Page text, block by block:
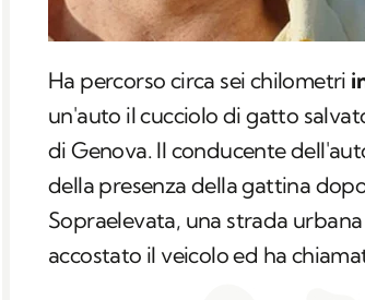
Ha percorso circa sei chilometri
un'auto il cucciolo di gatto
di Genova. Il conducente
della presenza della gattina
Sopraelevata, una strada
accostato il veicolo ed ha